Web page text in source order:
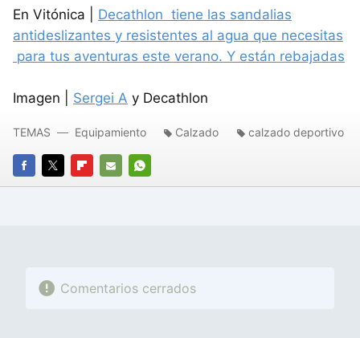
En Vitónica | Decathlon tiene las sandalias
antideslizantes y resistentes al agua que necesitas
para tus aventuras este verano. Y están rebajadas
Imagen | Sergei A y Decathlon
FACEBOOK
TWITTERFLIPBOARD
E-
WHATSAPP
TEMAS Equipamiento Calzado calzado deportivo
Comentarios cerrados